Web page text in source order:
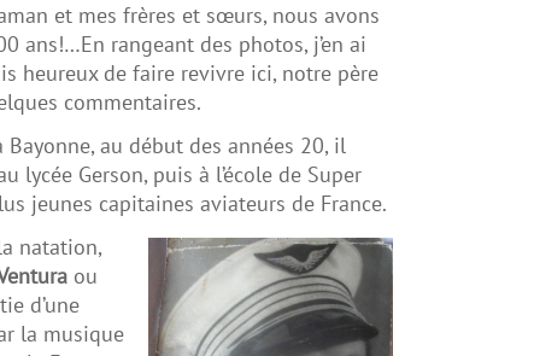
et mes frères et sœurs, nous avons
ans!…En rangeant des photos, j’en ai
heureux de faire revivre ici, notre père
commentaires.
au début des années 20, il
lycée Gerson, puis à l’école de Super
jeunes capitaines aviateurs de France.
natation,
ou
d’une
la musique